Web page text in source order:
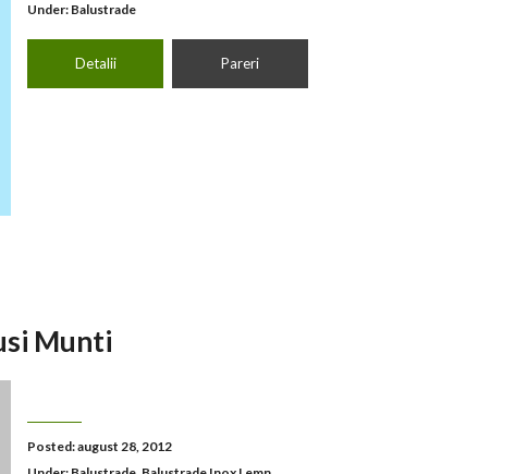
Under: Balustrade
Detalii Pareri
Munti
Posted: august 28, 2012